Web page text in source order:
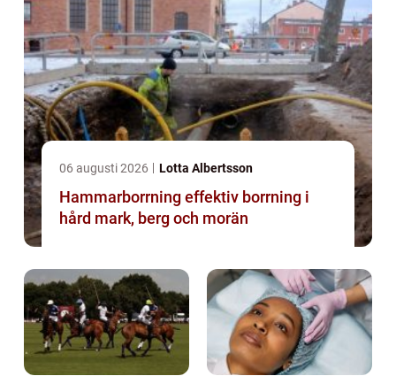
06 augusti 2026 Lotta Albertsson
Hammarborrning effektiv borrning i
hård mark, berg och morän